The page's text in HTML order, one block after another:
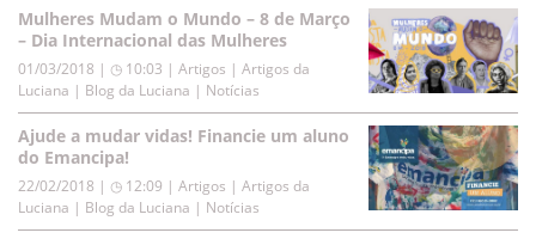
Mulheres Mudam o Mundo – 8 de Março
– Dia Internacional das Mulheres
01/03/2018 | ◷ 10:03 | Artigos | Artigos da
Luciana | Blog da Luciana | Notícias
Ajude a mudar vidas! Financie um aluno
do Emancipa!
22/02/2018 | ◷ 12:09 | Artigos | Artigos da
Luciana | Blog da Luciana | Notícias